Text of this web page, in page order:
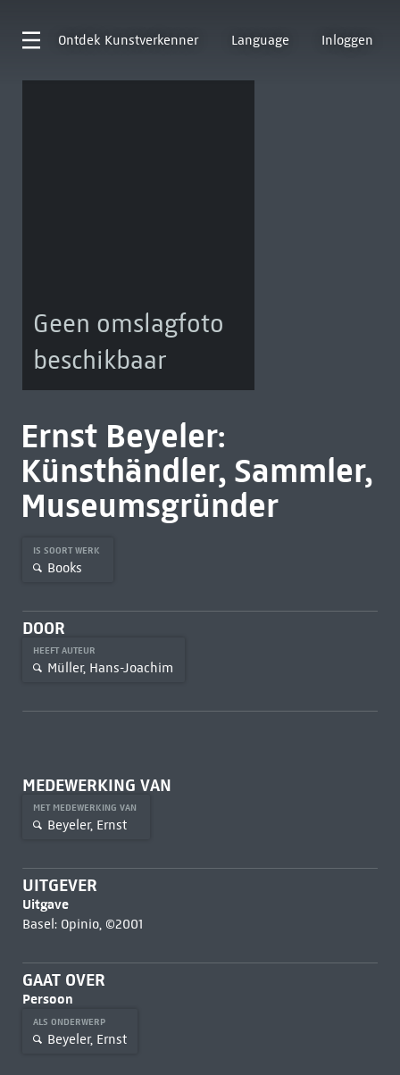
Ontdek Kunstverkenner Language Inloggen
Geen omslagfoto
beschikbaar
Ernst Beyeler:
Künsthändler, Sammler,
Museumsgründer
IS SOORT WERK
Books
DOOR
HEEFT AUTEUR
Müller, Hans-Joachim
MEDEWERKING VAN
MET MEDEWERKING VAN
Beyeler, Ernst
UITGEVER
Uitgave
Basel: Opinio, ©2001
GAAT OVER
Persoon
ALS ONDERWERP
Beyeler, Ernst